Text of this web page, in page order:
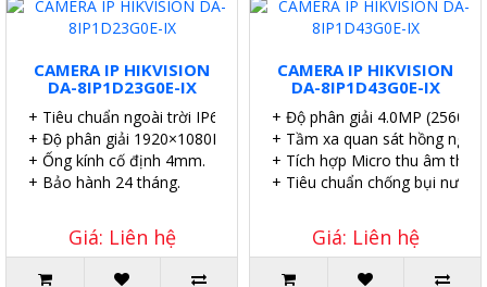
CAMERA IP HIKVISION
DA-8IP1D23G0E-IX
+ Tiêu chuẩn ngoài trời IP67.
+ Độ phân giải 1920×1080P.
+ Ống kính cố định 4mm.
+ Bảo hành 24 tháng.
Giá: Liên hệ
CAMERA IP HIKVISION
DA-8IP1D43G0E-IX
+ Độ phân giải 4.0MP
+ Tầm xa quan sát hồng
+ Tích hợp Micro thu âm
+ Tiêu chuẩn chống bụi nước
Giá: Liên hệ